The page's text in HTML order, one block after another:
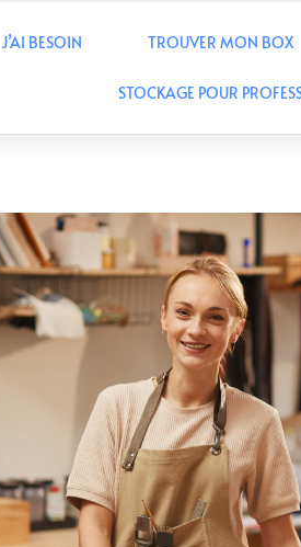
J’AI BESOIN TROUVER MON BOX
STOCKAGE POUR